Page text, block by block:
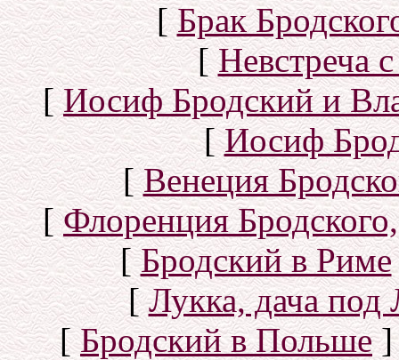
[Брак
[Невстреча
[Иосиф Бродский и
[Иосиф
[Венеция
[Флоренция
[Бродский в Риме
[Лукка, дача под
[Бродский в Польше]